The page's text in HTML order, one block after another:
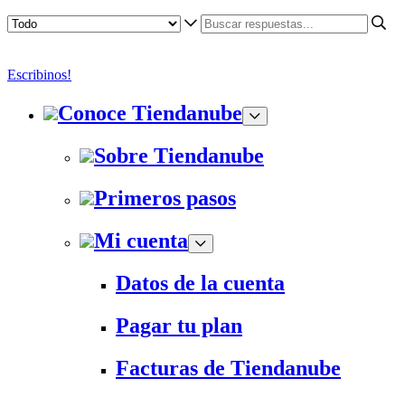
Escribinos!
Conoce Tiendanube
Sobre Tiendanube
Primeros pasos
Mi cuenta
Datos de la cuenta
Pagar tu plan
Facturas de Tiendanube